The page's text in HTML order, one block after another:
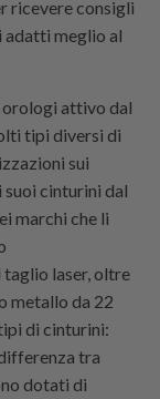
ricevere consigli
adatti meglio al
attivo dal
tipi diversi di
sui
cinturini dal
marchi che li
laser, oltre
metallo da 22
di cinturini:
tra
dotati di